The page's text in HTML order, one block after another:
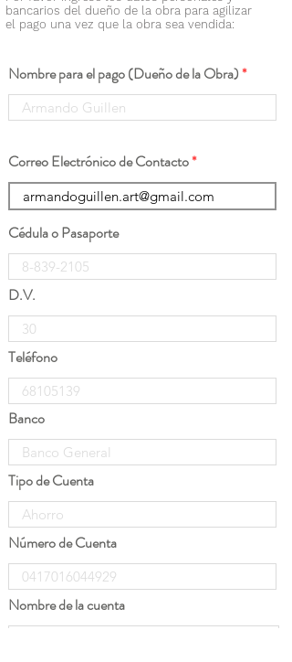
bancarios del dueño de la obra para agilizar
el pago una vez que la obra sea vendida:
Nombre para el pago (Dueño de la Obra)
Correo Electrónico de Contacto
Cédula o Pasaporte
D.V.
Teléfono
Banco
Tipo de Cuenta
Número de Cuenta
Nombre de la cuenta